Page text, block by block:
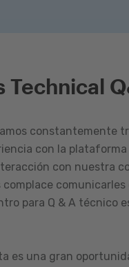
Technical
constantemente
con la
con nuestra
complace
para Q & A técnico
es una gran